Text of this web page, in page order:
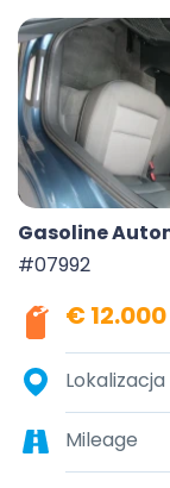
Gasoline
#07992
€ 12.000
Lokalizacja
Mileage